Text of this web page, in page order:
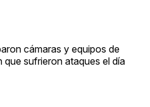
cámaras y equipos de
sufrieron ataques el día